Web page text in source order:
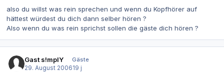
also du willst was rein sprechen und wenn du Kopfhörer auf
hättest würdest du dich dann selber hören ?
Also wenn du was rein sprichst sollen die gäste dich hören ?
Gast s!mplY
Gäste
29. August 200619 j